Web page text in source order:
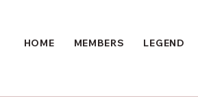
HOME MEMBERS LEGEND